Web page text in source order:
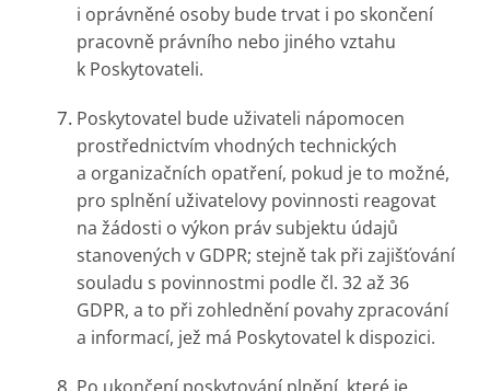
i oprávněné osoby bude trvat i po skončení
pracovně právního nebo jiného vztahu
k Poskytovateli.
Poskytovatel bude uživateli nápomocen
prostřednictvím vhodných technických
a organizačních opatření, pokud je to možné,
pro splnění uživatelovy povinnosti reagovat
na žádosti o výkon práv subjektu údajů
stanovených v GDPR; stejně tak při zajišťování
souladu s povinnostmi podle čl. 32 až 36
GDPR, a to při zohlednění povahy zpracování
a informací, jež má Poskytovatel k dispozici.